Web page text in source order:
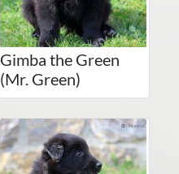
Gimba the Green
(Mr. Green)